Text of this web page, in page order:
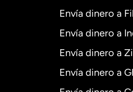
Envía dinero a
Envía dinero a
Envía dinero a
Envía dinero a